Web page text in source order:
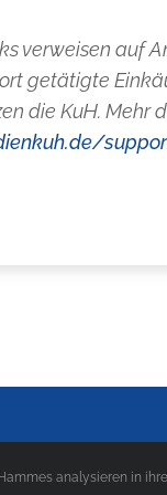
verweisen auf
getätigte
die KuH. Mehr
analysieren in